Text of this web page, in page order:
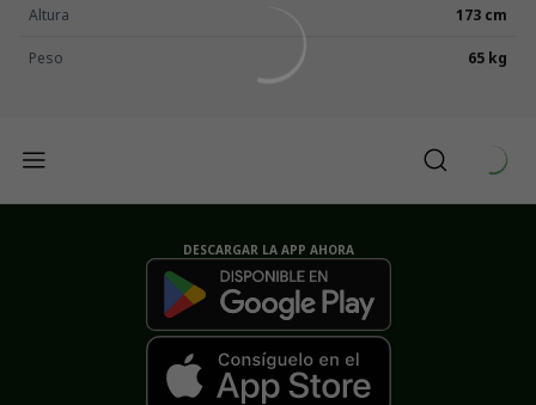
Altura 173 cm
Peso 65 kg
DESCARGAR LA APP AHORA